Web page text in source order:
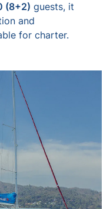
(8+2) guests, it
and
for charter.